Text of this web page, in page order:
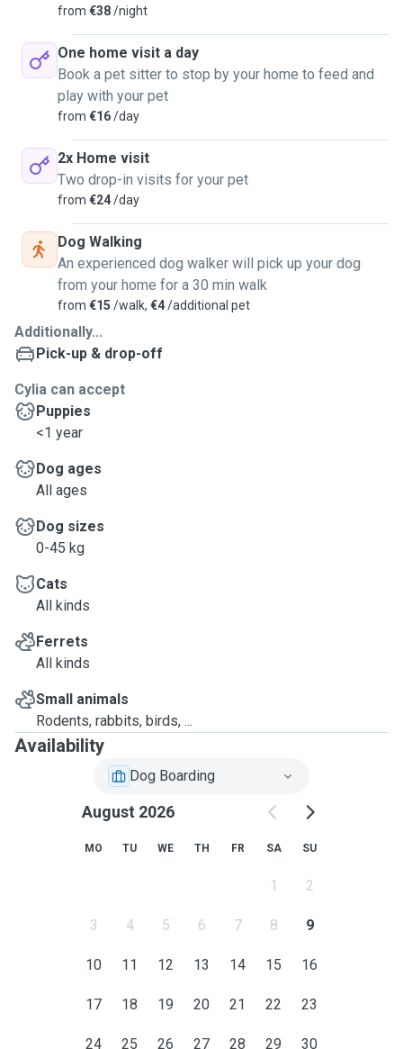
from €38/night
One home visit a day
Book a pet sitter to stop by your home to feed and
play with your pet
from €16/day
2x Home visit
Two drop-in visits for your pet
from €24/day
Dog Walking
An experienced dog walker will pick up your dog
from your home for a 30 min walk
from €15 /walk, €4/additional pet
Additionally...
Pick-up & drop-off
Cylia can accept
Puppies
<1 year
Dog ages
All ages
Dog sizes
0-45 kg
Cats
All kinds
Ferrets
All kinds
Small animals
Rodents, rabbits, birds, ...
Availability
Dog Boarding
August 2026
MO TU WE TH FR SA SU
1 2
3 4 5 6 7 8 9
10 11 12 13 14 15 16
17 18 19 20 21 22 23
24 25 26 27 28 29 30